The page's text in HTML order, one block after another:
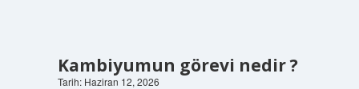
Kambiyumun görevi nedir ?
Tarih: Haziran 12, 2026